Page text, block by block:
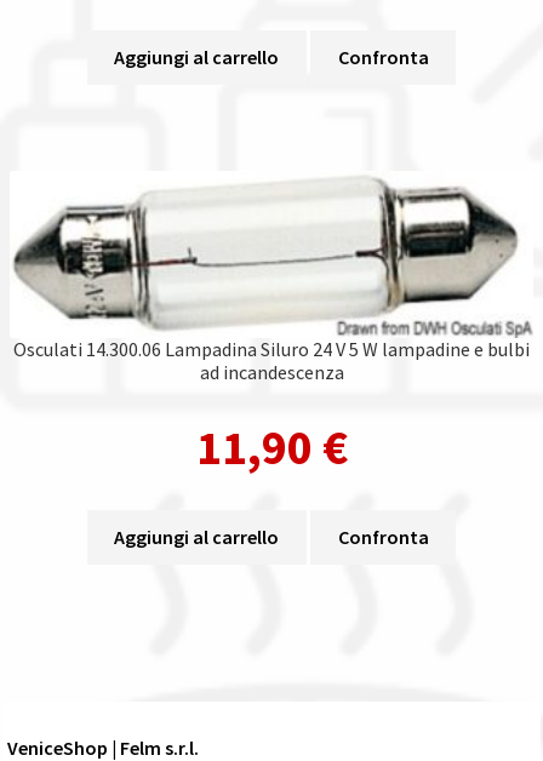
Aggiungi al carrello Confronta
Osculati 14.300.06 Lampadina Siluro 24 V 5 W lampadine e bulbi
ad incandescenza
11,90 €
Aggiungi al carrello Confronta
VeniceShop | Felm s.r.l.